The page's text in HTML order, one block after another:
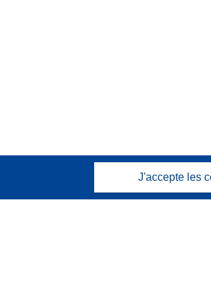
J'accepte les